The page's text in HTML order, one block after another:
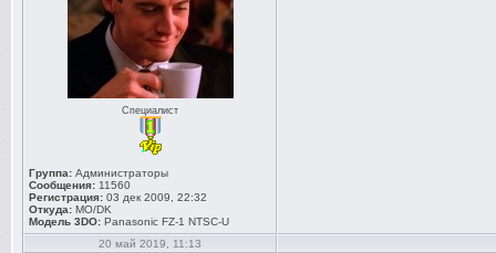
Специалист
Группа: Администраторы
Сообщения: 11560
Регистрация: 03 дек 2009, 22:32
Откуда: MO/DK
Модель 3DO: Panasonic FZ-1 NTSC-U
20 май 2019, 11:13